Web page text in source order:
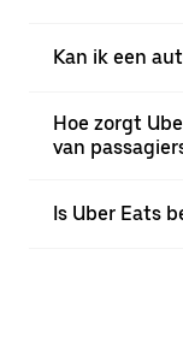
Kan ik een
Hoe zorgt
van
Is Uber Eats